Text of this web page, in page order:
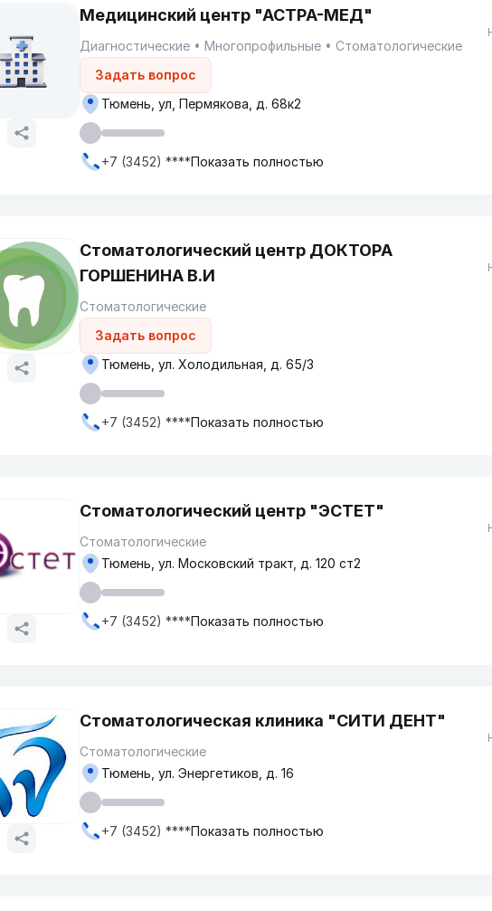
Медицинский центр "АСТРА-МЕД"
Диагностические Многопрофильные
Стоматологические
Задать вопрос
Тюмень, ул, Пермякова, д. 68к2
+7 (3452) ****Показать полностью
Стоматологический центр ДОКТОРА
ГОРШЕНИНА В.И
Стоматологические
Задать вопрос
Тюмень, ул. Холодильная, д. 65/3
+7 (3452) ****Показать полностью
Стоматологический центр "ЭСТЕТ"
Стоматологические
Тюмень, ул. Московский тракт, д. 120 ст2
+7 (3452) ****Показать полностью
Стоматологическая клиника "СИТИ ДЕНТ"
Стоматологические
Тюмень, ул. Энергетиков, д. 16
+7 (3452) ****Показать полностью